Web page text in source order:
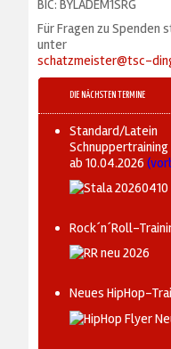
BIC: BYLADEM1SRG
Für Fragen zu Spenden
unter
schatzmeister@tsc-
DIE NÄCHSTEN TERMINE
Standard/Latein
Schnuppertraining
ab 10.04.2026
Rock´n´Roll-
Neues HipHop-